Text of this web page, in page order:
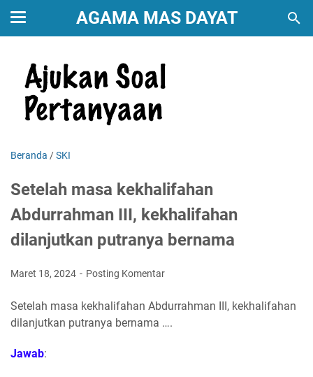
AGAMA MAS DAYAT
Beranda /SKI
Setelah masa kekhalifahan
Abdurrahman III, kekhalifahan
dilanjutkan putranya bernama
Maret 18, 2024 Posting Komentar
Setelah masa kekhalifahan Abdurrahman III, kekhalifahan
dilanjutkan putranya bernama ….
Jawab: